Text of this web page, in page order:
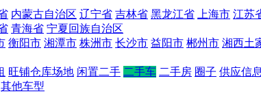
内蒙古自治区 辽宁省 吉林省 黑龙江省 上海市 江苏
青海省 宁夏回族自治区
衡阳市 湘潭市 株洲市 长沙市 益阳市 郴州市 湘西土
旺铺仓库场地 闲置二手 二手车 二手房 圈子 供应信息
其他车型